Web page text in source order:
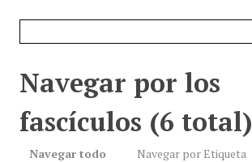
Navegar por los
fascículos (6 total)
Navegar todo
Navegar por Etiqueta